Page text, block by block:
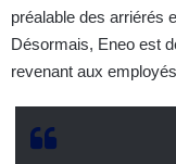
préalable des arriérés
Désormais, Eneo est
revenant aux